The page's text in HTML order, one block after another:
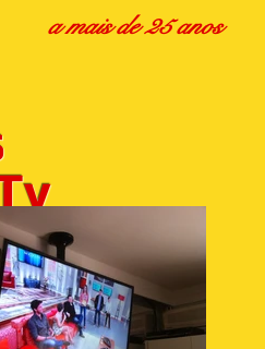
a mais de 25 anos